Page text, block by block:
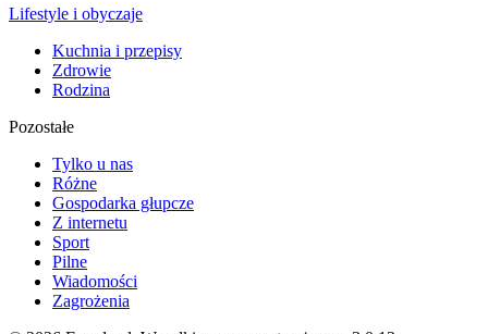
Lifestyle i obyczaje
Kuchnia i przepisy
Zdrowie
Rodzina
Pozostałe
Tylko u nas
Różne
Gospodarka głupcze
Z internetu
Sport
Pilne
Wiadomości
Zagrożenia